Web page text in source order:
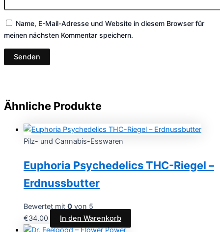
Name, E-Mail-Adresse und Website in diesem Browser für
meinen nächsten Kommentar speichern.
Ähnliche Produkte
Pilz- und Cannabis-Esswaren
Euphoria Psychedelics THC-Riegel –
Erdnussbutter
Bewertet mit 0 von 5
€34.00 In den Warenkorb